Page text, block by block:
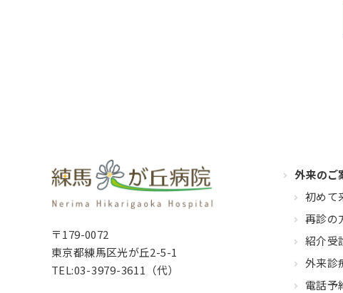
〒179-0072
東京都練馬区光が丘2-5-1
TEL:03-3979-3611 （代）
外来のご
初めて
再診の
紹介受
外来診
電話予